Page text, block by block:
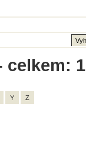
celkem: 1
Y Z